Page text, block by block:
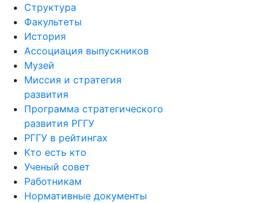
Структура
Факультеты
История
Ассоциация выпускников
Музей
Миссия и стратегия
развития
Программа стратегического
развития РГГУ
РГГУ в рейтингах
Кто есть кто
Ученый совет
Работникам
Нормативные документы